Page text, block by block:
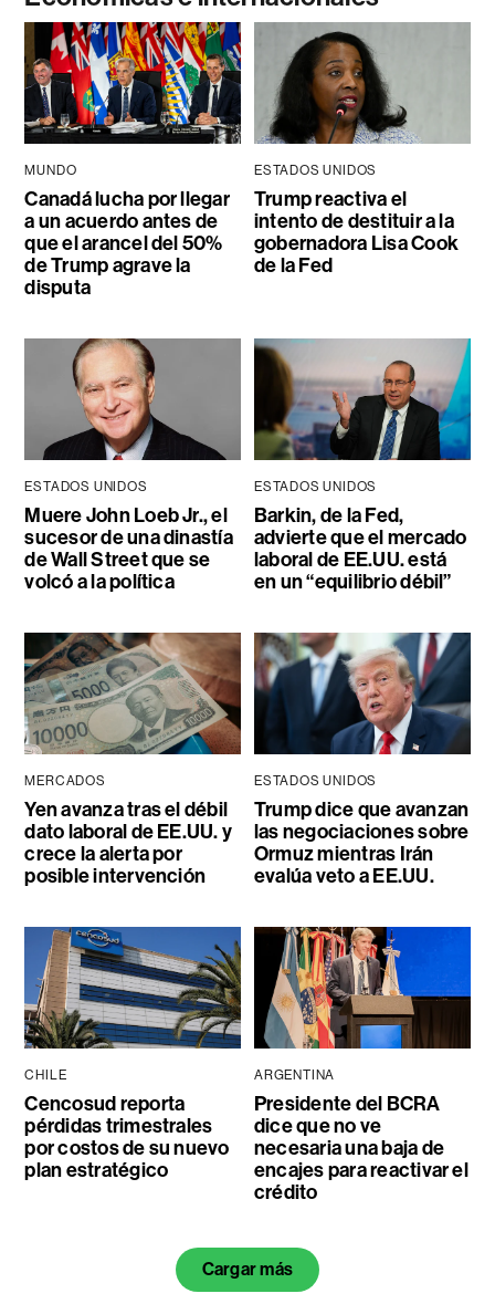
MUNDO
Canadá lucha por llegar
a un acuerdo antes de
que el arancel del 50%
de Trump agrave la
disputa
ESTADOS UNIDOS
Trump reactiva el
intento de destituir a la
gobernadora Lisa Cook
de la Fed
ESTADOS UNIDOS
Muere John Loeb Jr., el
sucesor de una dinastía
de Wall Street que se
volcó a la política
ESTADOS UNIDOS
Barkin, de la Fed,
advierte que el mercado
laboral de EE.UU. está
en un “equilibrio débil”
MERCADOS
Yen avanza tras el débil
dato laboral de EE.UU. y
crece la alerta por
posible intervención
ESTADOS UNIDOS
Trump dice que avanzan
las negociaciones sobre
Ormuz mientras Irán
evalúa veto a EE.UU.
CHILE
Cencosud reporta
pérdidas trimestrales
por costos de su nuevo
plan estratégico
ARGENTINA
Presidente del BCRA
dice que no ve
necesaria una baja de
encajes para reactivar el
crédito
Cargar más